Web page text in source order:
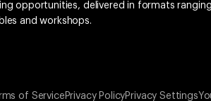
opportunities, delivered in formats
and workshops.
of Service Privacy PolicyPrivacy Settings